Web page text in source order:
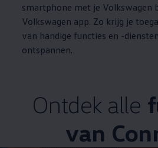
smartphone met je Volkswagen
Volkswagen app. Zo krijg je
van handige functies en -
ontspannen.
Ontdek alle
van